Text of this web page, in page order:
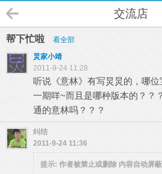
交流店
帮下忙啦
看全部
炅家小靖
2011-9-24 11:28
听说《意林》有写炅炅的，哪
一期咩~而且是哪种版本的？？
通的意林吗？？？
纠结
2011-9-24 11:36
提示: 作者被禁止或删除 内容自动屏蔽